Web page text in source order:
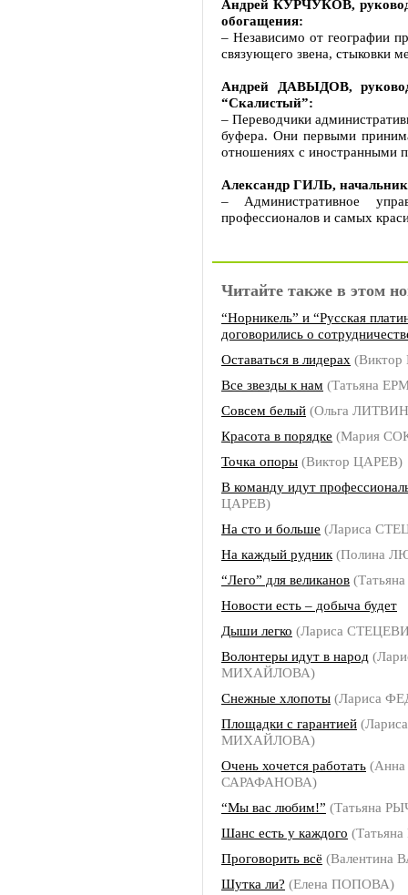
Андрей КУРЧУКОВ,
обогащения:
– Независимо от географии
связующего звена, стыковки
Андрей ДАВЫДОВ,
“Скалистый”:
– Переводчики
буфера. Они первыми
отношениях с иностранными
Александр ГИЛЬ,
– Административное
профессионалов и самых
Читайте также в этом
“Норникель” и “Русская
договорились о
Оставаться в лидерах
Все звезды к нам (Татьяна
Совсем белый (Ольга
Красота в порядке (Мария
Точка опоры (Виктор ЦАРЕВ)
В команду идут
ЦАРЕВ)
На сто и больше (Лариса
На каждый рудник (Полина
“Лего” для великанов
Новости есть – добыча будет
Дыши легко (Лариса
Волонтеры идут в народ
МИХАЙЛОВА)
Снежные хлопоты (Лариса
Площадки с гарантией (Лариса
МИХАЙЛОВА)
Очень хочется работать (Анна
САРАФАНОВА)
“Мы вас любим!” (Татьяна
Шанс есть у каждого
Проговорить всё (Валентина
Шутка ли? (Елена ПОПОВА)